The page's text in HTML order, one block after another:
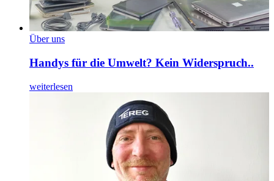
Über uns
Handys für die Umwelt? Kein Widerspruch..
weiterlesen